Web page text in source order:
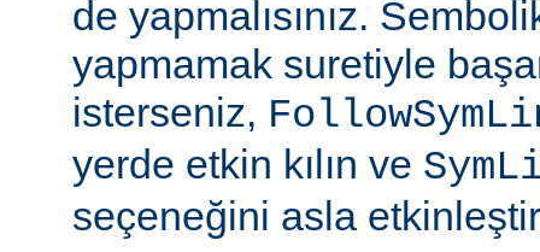
de yapmalısınız.
yapmamak suretiyle
isterseniz,
yerde etkin kılın ve
seçeneğini asla